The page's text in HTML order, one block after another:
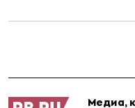
Медиа,